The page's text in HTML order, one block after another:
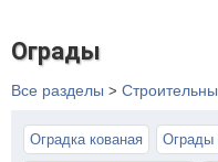
Ограды
Все разделы >
Оградка кованая Ограды